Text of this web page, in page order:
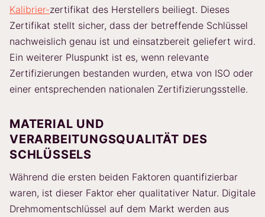
Kalibrier-zertifikat des Herstellers beiliegt. Dieses
Zertifikat stellt sicher, dass der betreffende Schlüssel
nachweislich genau ist und einsatzbereit geliefert wird.
Ein weiterer Pluspunkt ist es, wenn relevante
Zertifizierungen bestanden wurden, etwa von ISO oder
einer entsprechenden nationalen Zertifizierungsstelle.
MATERIAL UND
VERARBEITUNGSQUALITÄT DES
SCHLÜSSELS
Während die ersten beiden Faktoren quantifizierbar
waren, ist dieser Faktor eher qualitativer Natur. Digitale
Drehmomentschlüssel auf dem Markt werden aus